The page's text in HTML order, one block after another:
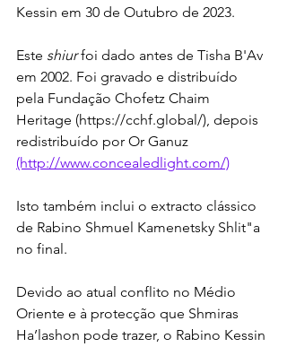
Kessin em 30 de Outubro de 2023.
Este shiur foi dado antes de Tisha B'Av
em 2002. Foi gravado e distribuído
pela Fundação Chofetz Chaim
Heritage (https://cchf.global/), depois
redistribuído por Or Ganuz
(http://www.concealedlight.com/)
Isto também inclui o extracto clássico
de Rabino Shmuel Kamenetsky Shlit"a
no final.
Devido ao atual conflito no Médio
Oriente e à protecção que Shmiras
Ha’lashon pode trazer, o Rabino Kessin